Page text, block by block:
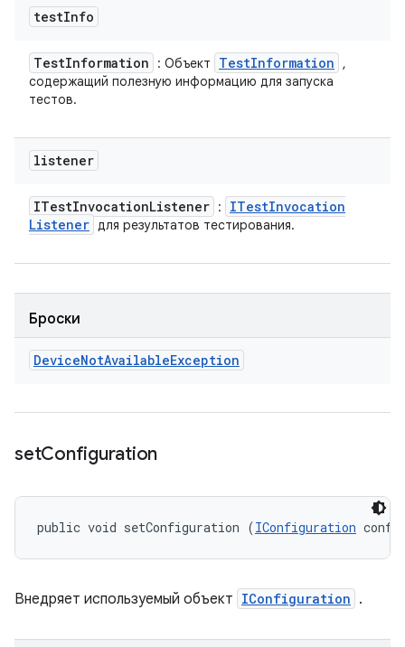
testInfo
TestInformation : Объект TestInformation
,
содержащий полезную информацию для запуска
тестов.
listener
ITestInvocationListener : ITestInvocation
Listener для результатов тестирования.
Броски
DeviceNotAvailableException
setConfiguration
public void setConfiguration (IConfiguration
Внедряет используемый объект IConfiguration .